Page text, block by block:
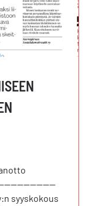
—————————
syyskokous